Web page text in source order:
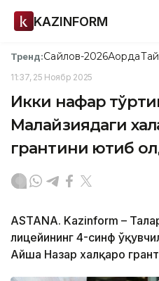
KAZINFORM
Тренд:Сайлов-2026Ақорда
11:37, 25 Ноябр 2025
Икки нафар
Малайзиядаги
грантини ютиб
ASTANA. Kazinform –
лицейининг 4-синф
Айша Назар халқаро